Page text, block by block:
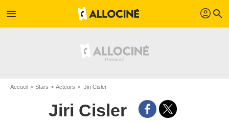
menu profil search
Accueil Stars Acteurs Jiri Cisler
Jiri Cisler